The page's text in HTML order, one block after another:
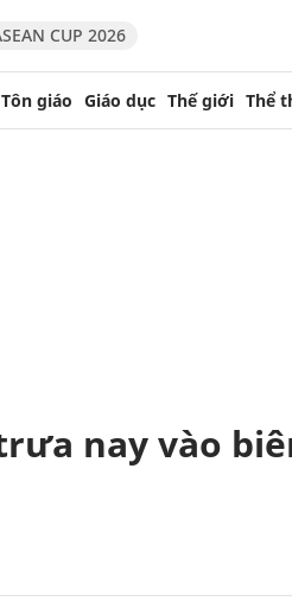
CUP 2026
giáo Giáo dục Thế giới Thể
nay vào